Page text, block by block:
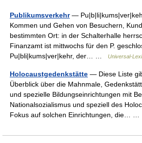
Publikumsverkehr—
Kommen und Gehen von Besuchern,
bestimmten Ort: in der Schalterhalle
Finanzamt ist mittwochs für den P.
Pu|bli|kums|ver|kehr, der… …
Universal-
Holocaustgedenkstätte — Diese Liste
Überblick über die Mahnmale,
und spezielle Bildungseinrichtungen mit
Nationalsozialismus und speziell des
Fokus auf solchen Einrichtungen, die… …